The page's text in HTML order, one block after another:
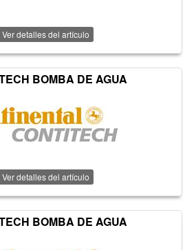
Ver detalles del artículo
BOMBA DE AGUA
Ver detalles del artículo
BOMBA DE AGUA